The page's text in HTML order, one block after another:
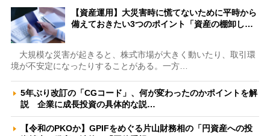
【資産運用】大災害時に慌てないために平時から
備えておきたい3つのポイント「資産の棚卸し…
大規模な災害が起きると、株式市場が大きく動いたり、取引環
境が不安定になったりすることがある。一方…
5年ぶり改訂の「CGコード」、何が変わったのかポイントを解
説 企業に成長投資の具体的な説…
【令和のPKOか】GPIFをめぐる片山財務相の「円資産への投